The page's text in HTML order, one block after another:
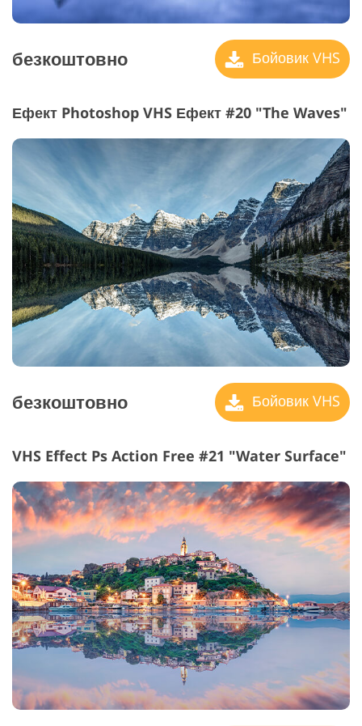
безкоштовно Бойовик VHS
Ефект Photoshop VHS Ефект #20 "The Waves"
безкоштовно Бойовик VHS
VHS Effect Ps Action Free #21 "Water Surface"